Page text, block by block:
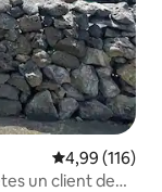
Évaluation
4,99 (116)
un client de